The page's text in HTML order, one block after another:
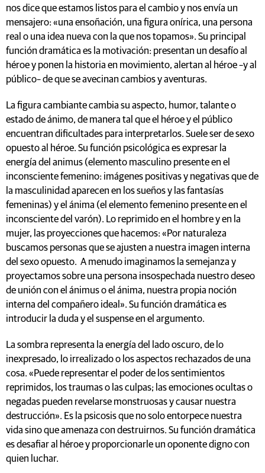
nos dice que estamos listos para el cambio y nos envía un
mensajero: «una ensoñación, una figura onírica, una persona
real o una idea nueva con la que nos topamos». Su principal
función dramática es la motivación: presentan un desafío al
héroe y ponen la historia en movimiento, alertan al héroe –y al
público– de que se avecinan cambios y aventuras.
La figura cambiante cambia su aspecto, humor, talante o
estado de ánimo, de manera tal que el héroe y el público
encuentran dificultades para interpretarlos. Suele ser de sexo
opuesto al héroe. Su función psicológica es expresar la
energía del animus (elemento masculino presente en el
inconsciente femenino: imágenes positivas y negativas que de
la masculinidad aparecen en los sueños y las fantasías
femeninas) y el ánima (el elemento femenino presente en el
inconsciente del varón). Lo reprimido en el hombre y en la
mujer, las proyecciones que hacemos: «Por naturaleza
buscamos personas que se ajusten a nuestra imagen interna
del sexo opuesto. A menudo imaginamos la semejanza y
proyectamos sobre una persona insospechada nuestro deseo
de unión con el ánimus o el ánima, nuestra propia noción
interna del compañero ideal». Su función dramática es
introducir la duda y el suspense en el argumento.
La sombra representa la energía del lado oscuro, de lo
inexpresado, lo irrealizado o los aspectos rechazados de una
cosa. «Puede representar el poder de los sentimientos
reprimidos, los traumas o las culpas; las emociones ocultas o
negadas pueden revelarse monstruosas y causar nuestra
destrucción». Es la psicosis que no solo entorpece nuestra
vida sino que amenaza con destruirnos. Su función dramática
es desafiar al héroe y proporcionarle un oponente digno con
quien luchar.